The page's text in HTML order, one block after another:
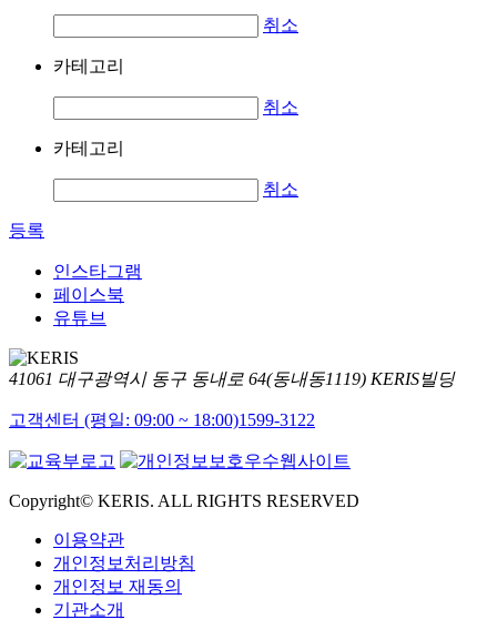
취소
카테고리
취소
카테고리
취소
등록
인스타그램
페이스북
유튜브
41061 대구광역시 동구 동내로 64(동내동1119) KERIS빌딩
고객센터 (평일: 09:00 ~ 18:00)1599-3122
Copyright© KERIS. ALL RIGHTS RESERVED
이용약관
개인정보처리방침
개인정보 재동의
기관소개